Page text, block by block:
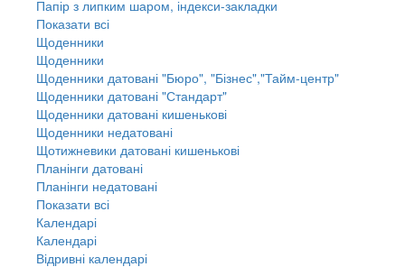
Папір з липким шаром, індекси-закладки
Показати всі
Щоденники
Щоденники
Щоденники датовані "Бюро", "Бізнес","Тайм-центр"
Щоденники датовані "Стандарт"
Щоденники датовані кишенькові
Щоденники недатовані
Щотижневики датовані кишенькові
Планінги датовані
Планінги недатовані
Показати всі
Календарі
Календарі
Відривні календарі